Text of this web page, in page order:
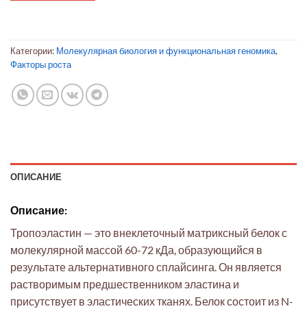
Категории: Молекулярная биология и функциональная геномика,
Факторы роста
ОПИСАНИЕ
Описание:
Тропоэластин — это внеклеточный матриксный белок с
молекулярной массой 60-72 кДа, образующийся в
результате альтернативного сплайсинга. Он является
растворимым предшественником эластина и
присутствует в эластических тканях. Белок состоит из N-